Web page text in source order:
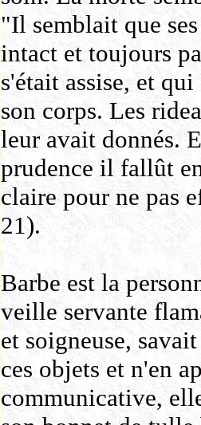
"Il semblait que
intact et toujours
s'était assise, et
son corps. Les
leur avait donnés.
prudence il fallût
claire pour ne pas
21).
Barbe est la
veille servante
et soigneuse,
ces objets et n'en
communicative,